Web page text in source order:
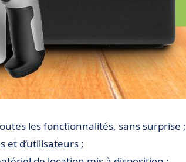
les fonctionnalités, sans surprise ;
d’utilisateurs ;